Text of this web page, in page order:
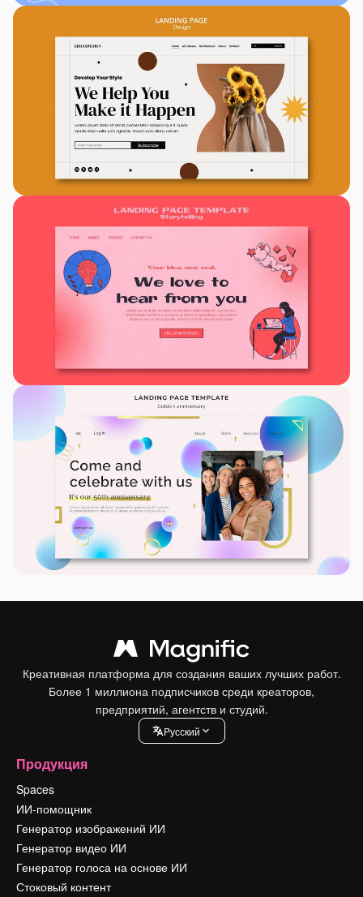
Креативная платформа для создания ваших лучших работ.
Более 1 миллиона подписчиков среди креаторов,
предприятий, агентств и студий.
Pусский
Продукция
Spaces
ИИ-помощник
Генератор изображений ИИ
Генератор видео ИИ
Генератор голоса на основе ИИ
Стоковый контент